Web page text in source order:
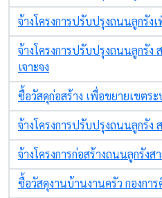
จ้างโครงการปรับปรุงถนนลูกรัง
จ้างโครงการปรับปรุงถนนลูกรั
เจาะจง
ซื้อวัสดุก่อสร้าง เพื่อขยายเขต
จ้างโครงการปรับปรุงถนนลูกรัง
จ้างโครงการก่อสร้างถนนลูกรั
ซื้อวัสดุงานบ้านงานครัว กองกา